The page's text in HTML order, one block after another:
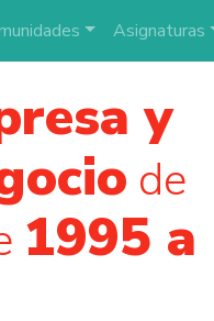
Asignaturas
y
de
1995 a